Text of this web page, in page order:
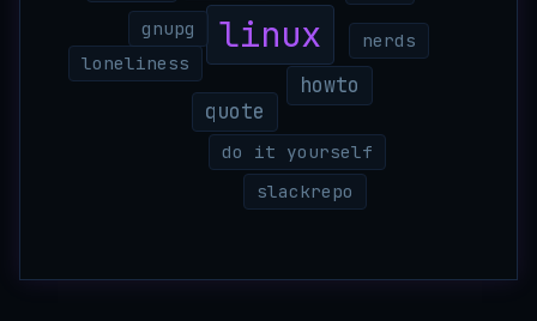
linux
howto
quote
do it yourself
gnupg
loneliness
nerds
slackrepo